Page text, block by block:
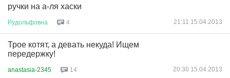
ручки на а-ля хаски
Рудольфовна 4 21:11 15.04.2013
Трое котят, а девать некуда! Ищем
передержку!
anastasia-2345 14 20:30 15.04.2013